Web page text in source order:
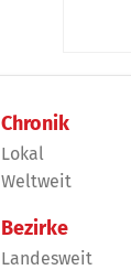
Chronik
Lokal
Weltweit
Bezirke
Landesweit